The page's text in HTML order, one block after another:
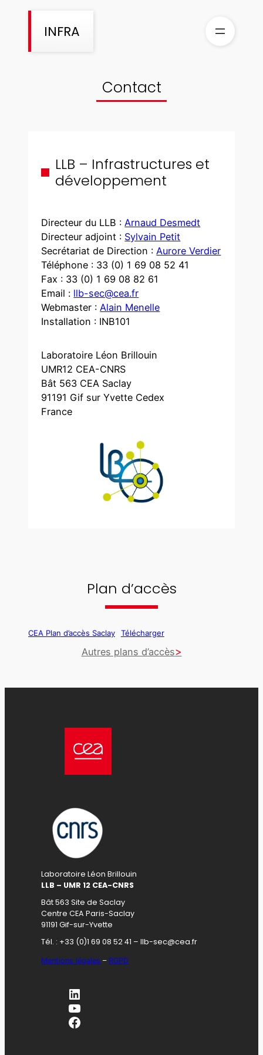
INFRA
Contact
LLB – Infrastructures et
développement
Directeur du LLB :Arnaud Desmedt
Directeur adjoint : Sylvain Petit
Secrétariat de Direction :Aurore Verdier
Téléphone : 33 (0) 1 69 08 52 41
Fax : 33 (0) 1 69 08 82 61
Email : llb-sec@cea.fr
Webmaster :Alain Menelle
Installation : INB101
Laboratoire Léon Brillouin
UMR12 CEA-CNRS
Bât 563 CEA Saclay
91191 Gif sur Yvette Cedex
France
Plan d’accès
CEA Plan d’accès Saclay Télécharger
Autres plans d’accès
Laboratoire Léon Brillouin
LLB – UMR 12 CEA-CNRS
Bât 563 Site de Saclay
Centre CEA Paris-Saclay
91191 Gif-sur-Yvette
Tél. : +33 (0)1 69 08 52 41 – llb-sec@cea.fr
Mentions légales – RGPD
LinkedIn
YouTube
Facebook